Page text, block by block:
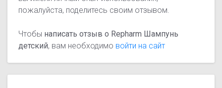
пожалуйста, поделитесь своим отзывом.
Чтобы написать отзыв о Repharm Шампунь
детский, вам необходимо войти на сайт